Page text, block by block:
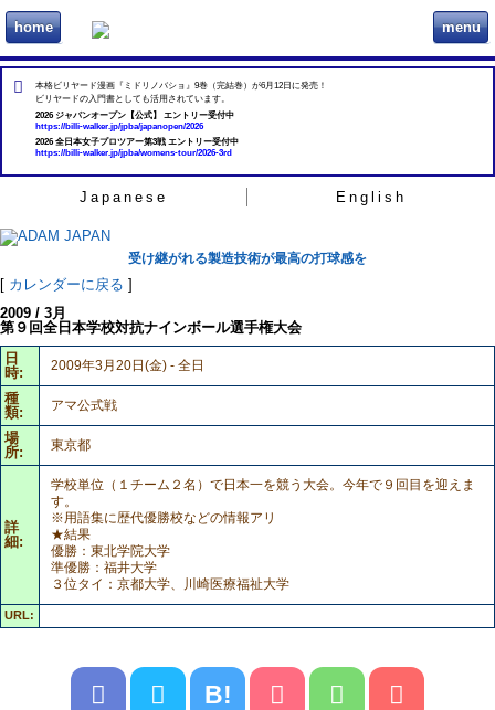
home ビリヲカ menu
本格ビリヤード漫画『ミドリノバショ』9巻（完結巻）が6月12日に発売！
ビリヤードの入門書としても活用されています。
2026 ジャパンオープン【公式】 エントリー受付中
https://billi-walker.jp/jpba/japanopen/2026
2026 全日本女子プロツアー第3戦 エントリー受付中
https://billi-walker.jp/jpba/womens-tour/2026-3rd
Japanese English
受け継がれる製造技術が最高の打球感を
[ カレンダーに戻る ]
2009 / 3月
第９回全日本学校対抗ナインボール選手権大会
日
時:
2009年3月20日(金) - 全日
種
類:
アマ公式戦
場
所:
東京都
詳
細:
学校単位（１チーム２名）で日本一を競う大会。今年で９回目を迎えま
す。
※用語集に歴代優勝校などの情報アリ
★結果
優勝：東北学院大学
準優勝：福井大学
３位タイ：京都大学、川崎医療福祉大学
URL:
B!